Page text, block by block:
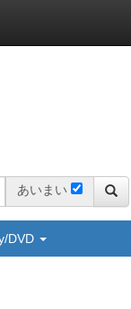
あいまい
DVD